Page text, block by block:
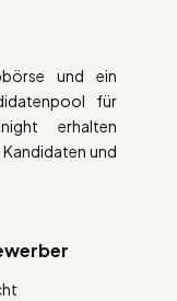
und ein
für
erhalten
und